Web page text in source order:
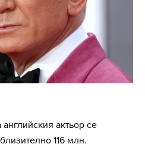
актьор се
116 млн.